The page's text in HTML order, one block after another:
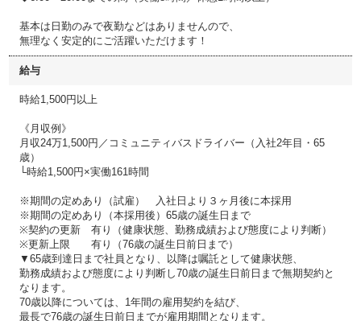
基本は日勤のみで夜勤などはありませんので、
無理なく安定的にご活躍いただけます！
給与
時給1,500円以上
《月収例》
月収24万1,500円／コミュニティバスドライバー（入社2年目・65
歳）
└時給1,500円×実働161時間
※期間の定めあり（試雇） 入社日より３ヶ月後に本採用
※期間の定めあり（本採用後）65歳の誕生日まで
※契約の更新 有り（健康状態、勤務成績および態度により判断）
※更新上限 有り（76歳の誕生日前日まで）
▼65歳到達日まで社員となり、以降は嘱託として健康状態、
勤務成績および態度により判断し70歳の誕生日前日まで無期契約と
なります。
70歳以降については、1年間の雇用契約を結び、
最長で76歳の誕生日前日までが雇用期間となります。